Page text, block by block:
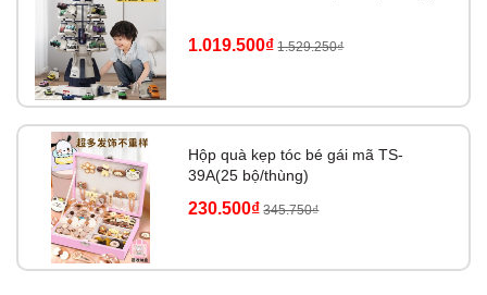
1.019.500₫ 1.529.250₫
Hộp quà kẹp tóc bé gái mã TS-
39A(25 bộ/thùng)
230.500₫ 345.750₫